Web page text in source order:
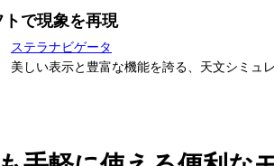
トで現象を再現
ステラナビゲータ
美しい表示と豊富な機能を誇る、天文シミュ